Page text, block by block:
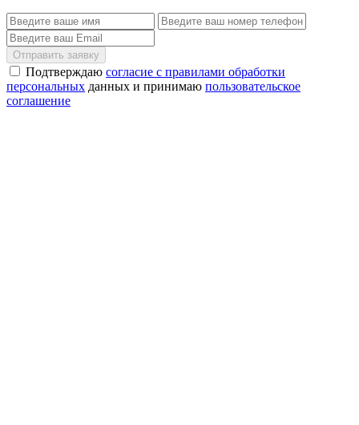
Отправить заявку
Подтверждаю согласие с правилами обработки
персональных данных и принимаю пользовательское
соглашение